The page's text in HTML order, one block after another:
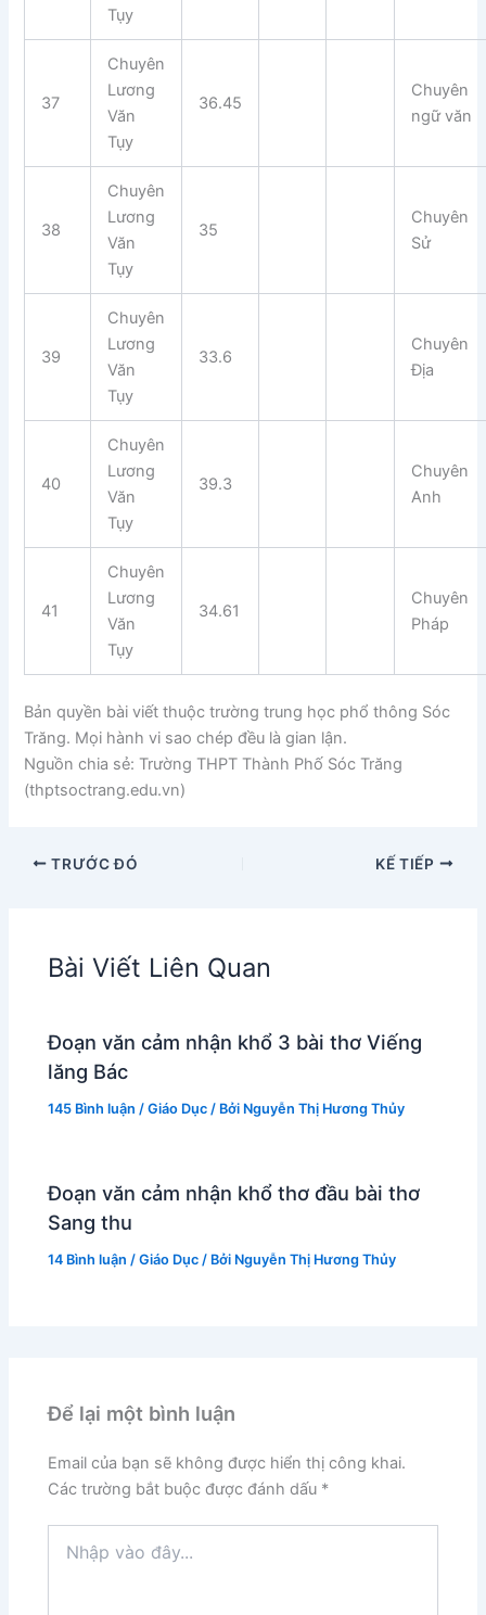
Tụy
37
Chuyên
Lương
Văn
Tụy
36.45
Chuyên
ngữ văn
38
Chuyên
Lương
Văn
Tụy
35
Chuyên
Sử
39
Chuyên
Lương
Văn
Tụy
33.6
Chuyên
Địa
40
Chuyên
Lương
Văn
Tụy
39.3
Chuyên
Anh
41
Chuyên
Lương
Văn
Tụy
34.61
Chuyên
Pháp
Bản quyền bài viết thuộc trường trung học phổ thông Sóc
Trăng. Mọi hành vi sao chép đều là gian lận.
Nguồn chia sẻ: Trường THPT Thành Phố Sóc Trăng
(thptsoctrang.edu.vn)
TRƯỚC ĐÓ KẾ TIẾP
Bài Viết Liên Quan
Đoạn văn cảm nhận khổ 3 bài thơ Viếng
lăng Bác
145 Bình luận /Giáo Dục / Bởi Nguyễn Thị Hương Thủy
Đoạn văn cảm nhận khổ thơ đầu bài thơ
Sang thu
14 Bình luận /Giáo Dục / Bởi Nguyễn Thị Hương Thủy
Để lại một bình luận
Email của bạn sẽ không được hiển thị công khai.
Các trường bắt buộc được đánh dấu *
vào